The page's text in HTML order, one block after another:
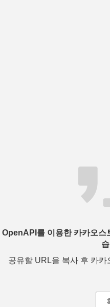
OpenAPI를 이용한 카카오스
공유할 URL을 복사 후 카